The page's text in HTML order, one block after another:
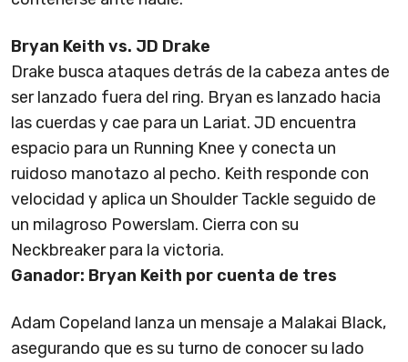
Bryan Keith vs. JD Drake
Drake busca ataques detrás de la cabeza antes de
ser lanzado fuera del ring. Bryan es lanzado hacia
las cuerdas y cae para un Lariat. JD encuentra
espacio para un Running Knee y conecta un
ruidoso manotazo al pecho. Keith responde con
velocidad y aplica un Shoulder Tackle seguido de
un milagroso Powerslam. Cierra con su
Neckbreaker para la victoria.
Ganador: Bryan Keith por cuenta de tres
Adam Copeland lanza un mensaje a Malakai Black,
asegurando que es su turno de conocer su lado